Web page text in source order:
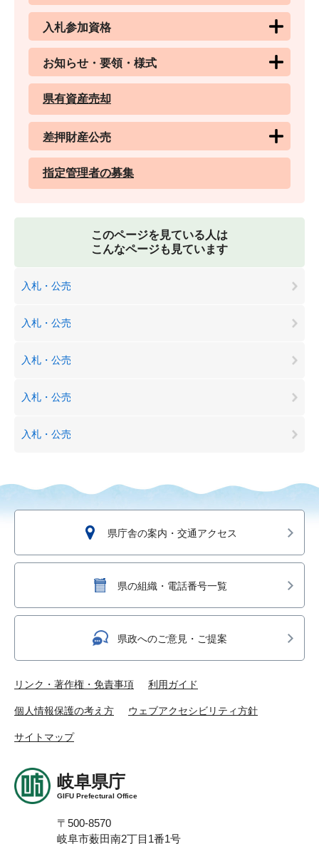
入札参加資格
お知らせ・要領・様式
県有資産売却
差押財産公売
指定管理者の募集
このページを見ている人は
こんなページも見ています
入札・公売
入札・公売
入札・公売
入札・公売
入札・公売
県庁舎の案内・交通アクセス
県の組織・電話番号一覧
県政へのご意見・ご提案
リンク・著作権・免責事項 利用ガイド
個人情報保護の考え方 ウェブアクセシビリティ方針
サイトマップ
岐阜県庁
GIFU Prefectural Office
〒500-8570
岐阜市薮田南2丁目1番1号